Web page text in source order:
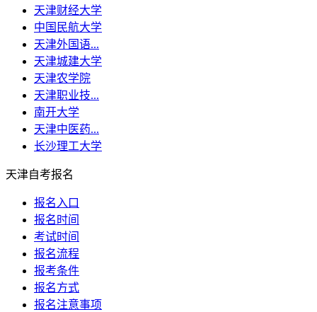
天津财经大学
中国民航大学
天津外国语...
天津城建大学
天津农学院
天津职业技...
南开大学
天津中医药...
长沙理工大学
天津自考报名
报名入口
报名时间
考试时间
报名流程
报考条件
报名方式
报名注意事项